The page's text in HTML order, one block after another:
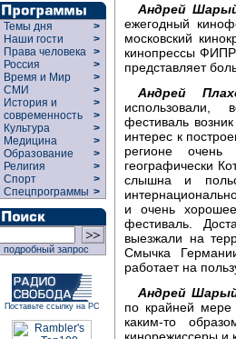
Темы дня
>
Наши гости
>
Права человека >
Россия
>
Время и Мир
>
СМИ
>
История и
современность
>
>
Культура
>
Медицина
>
Образование
>
Религия
>
Спорт
>
Спецпрограммы >
подробный запрос
Поставьте ссылку на РС
Андрей
ежегодный
московский
кинопрессы
представляет
Андрей
использовали,
фестиваль
интерес к
регионе
географически
слышна и
и очень
фестиваль.
выезжали на
Смычка
работает на
Андрей
по крайней мере
каким-то
кинорежиссеры и